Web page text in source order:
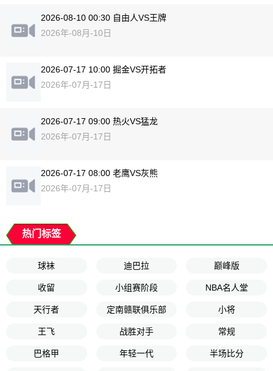
2026-08-10 00:30 自由人VS王牌
2026年-08月-10日
2026-07-17 10:00 掘金VS开拓者
2026年-07月-17日
2026-07-17 09:00 热火VS猛龙
2026年-07月-17日
2026-07-17 08:00 老鹰VS灰熊
2026年-07月-17日
热门标签
球袜 迪巴拉 巅峰版
收留 小组赛阶段 NBA名人堂
天行者 定南赣联俱乐部 小将
王飞 战胜对手 常规
巴格甲 年轻一代 半场比分